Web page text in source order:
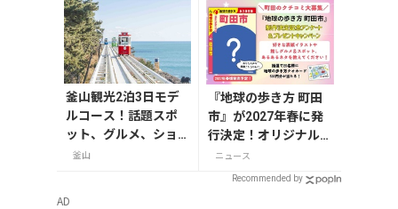
覧
釜山観光2泊3日モデ
ルコース！話題スポ
ット、グルメ、ショ
ッピングを満喫
釜山
『地球の歩き方 町田
市』が2027年春に発
行決定！オリジナルグ
ッズが当たる発行記念
アンケート実施中
ニュース
Recommended by
AD